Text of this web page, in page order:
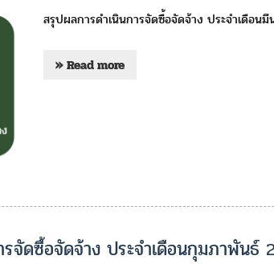
สรุปผลการดำเนินการจัดซื้อจัดจ้าง ประจำเดือน
» Read more
รจัดซื้อจัดจ้าง ประจำเดือนกุมภาพันธ์